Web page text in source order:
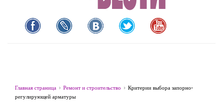
Главная страница Ремонт и строительство
Критерии выбора запорно-
регулирующей арматуры